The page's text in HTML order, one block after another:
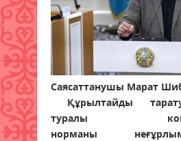
Саясаттанушы Марат
Құрылтайды
туралы
норманы